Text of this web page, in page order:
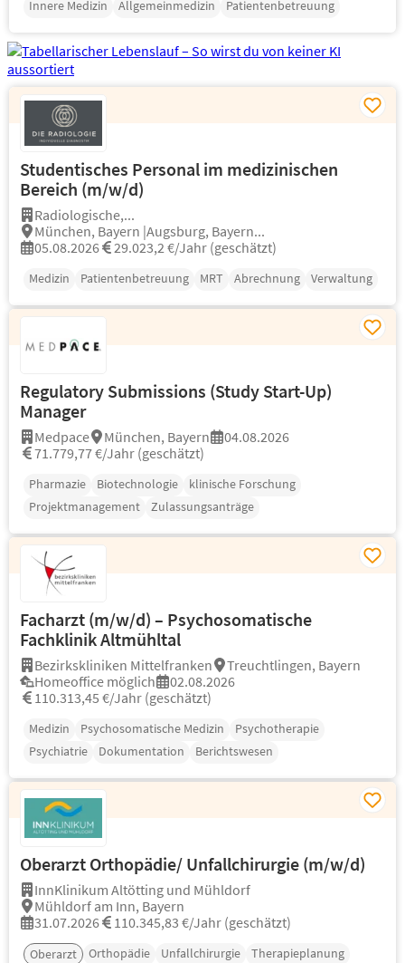
Innere Medizin Allgemeinmedizin Patientenbetreuung
Studentisches Personal im medizinischen
Bereich (m/w/d)
Radiologische,...
München, Bayern |Augsburg, Bayern...
05.08.2026
29.023,2 €/Jahr (geschätzt)
Medizin Patientenbetreuung MRT Abrechnung Verwaltung
Regulatory Submissions (Study Start-Up)
Manager
Medpace München, Bayern
04.08.2026
71.779,77 €/Jahr (geschätzt)
Pharmazie Biotechnologie
klinische Forschung
Projektmanagement
Zulassungsanträge
Facharzt (m/w/d) – Psychosomatische
Fachklinik Altmühltal
Bezirkskliniken Mittelfranken
Treuchtlingen, Bayern
Homeoffice möglich
02.08.2026
110.313,45 €/Jahr (geschätzt)
Medizin Psychosomatische Medizin
Psychotherapie
Psychiatrie
Dokumentation Berichtswesen
Oberarzt Orthopädie/ Unfallchirurgie (m/w/d)
InnKlinikum Altötting und Mühldorf
Mühldorf am Inn, Bayern
31.07.2026
110.345,83 €/Jahr (geschätzt)
Oberarzt Orthopädie Unfallchirurgie
Therapieplanung